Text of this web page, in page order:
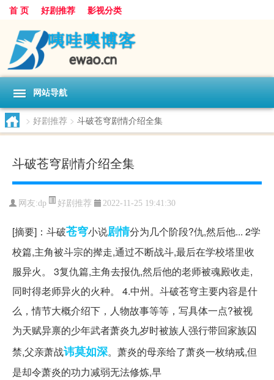
首 页 好剧推荐 影视分类
网站导航
> 好剧推荐 > 斗破苍穹剧情介绍全集
斗破苍穹剧情介绍全集
网友:dp 好剧推荐 2022-11-25 19:41:30
[摘要]：斗破苍穹小说剧情分为几个阶段?仇,然后他... 2学
校篇,主角被斗宗的撵走,通过不断战斗,最后在学校塔里收
服异火。 3复仇篇,主角去报仇,然后他的老师被魂殿收走,
同时得老师异火的火种。 4.中州。斗破苍穹主要内容是什
么，情节大概介绍下，人物故事等等，写具体一点?被视
为天赋异禀的少年武者萧炎九岁时被族人强行带回家族囚
禁,父亲萧战讳莫如深。萧炎的母亲给了萧炎一枚纳戒,但
是却令萧炎的功力减弱无法修炼,早